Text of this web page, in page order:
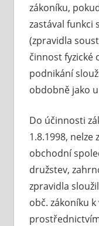
zákoníku,
zastával funkci
(zpravidla
činnost fyzické
podnikání
obdobně jako
Do účinnosti
1.8.1998,
obchodní
družstev,
zpravidla
obč. zákoníku